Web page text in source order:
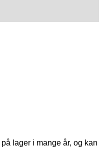
lager i mange år, og kan